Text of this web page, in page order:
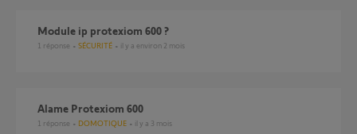
Module ip protexiom 600 ?
1 réponse SÉCURITÉ il y a environ 2 mois
Alame Protexiom 600
1 réponse DOMOTIQUE il y a 3 mois